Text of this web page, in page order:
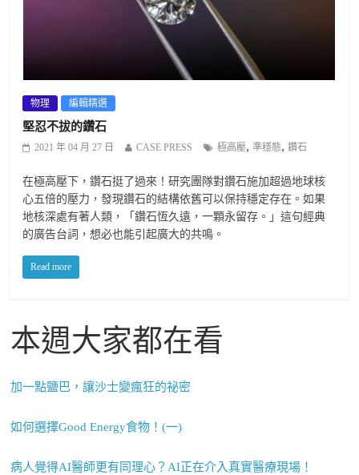
物理 編輯精選
堅忍不拔的鑽石
2021 年 04 月 27 日 CASE PRESS 極高壓,準穩態,鑽石
在極高壓下，鑽石挺了過來！研究團隊對鑽石施加超過地球核
心五倍的壓力，發現鑽石的結構依舊可以保持穩定存在。如果
地核深處有著人類，「鑽石恆久遠，一顆永留存。」這句經典
的廣告台詞，想必也能引起廣大的共鳴。
Read more
本週大家都在看
加一點鹽巴，讓沙士變瘋狂的祕密
如何選擇Good Energy食物！(一)
病人覺得AI醫師更有同理心？AI正在介入真實醫療現場！